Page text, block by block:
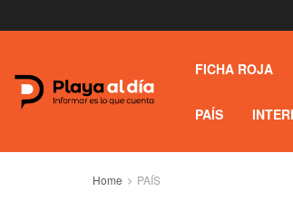
FICHA ROJA
PAÍS
Home PAÍS